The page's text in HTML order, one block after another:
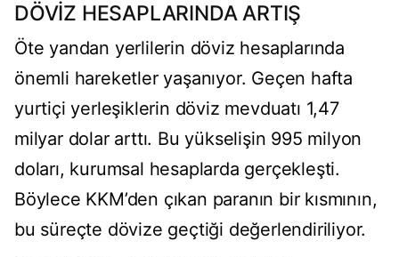
DÖVİZ HESAPLARINDA ARTIŞ
Öte yandan yerlilerin döviz hesaplarında
önemli hareketler yaşanıyor. Geçen hafta
yurtiçi yerleşiklerin döviz mevduatı 1,47
milyar dolar arttı. Bu yükselişin 995 milyon
doları, kurumsal hesaplarda gerçekleşti.
Böylece KKM’den çıkan paranın bir kısmının,
bu süreçte dövize geçtiği değerlendiriliyor.